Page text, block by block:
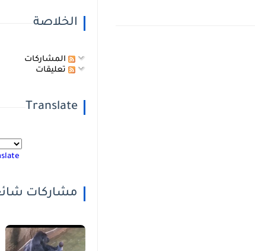
الخلاصة
المشاركات
تعليقات
Translate
مشاركات